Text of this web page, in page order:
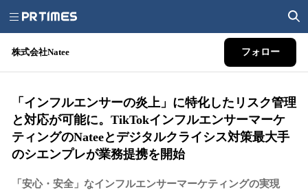
株式会社Natee フォロー
「インフルエンサーの炎上」に特化したリスク管理
と対応が可能に。TikTokインフルエンサーマーケ
ティングのNateeとデジタルクライシス対策最大手
のシエンプレが業務提携を開始
「安心・安全」なインフルエンサーマーケティングの実現